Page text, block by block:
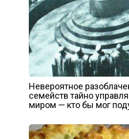
Невероятное
семейств тайно
миром — кто бы мог